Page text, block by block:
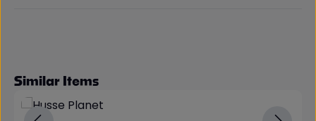
Produktgalerie überspringen
Similar Items